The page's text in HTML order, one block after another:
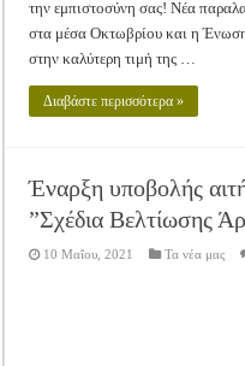
την εμπιστοσύνη σας! Νέα
στα μέσα Οκτωβρίου και η
στην καλύτερη τιμή της …
Διαβάστε περισσότερα »
Έναρξη υποβολής
”Σχέδια Βελτίωσης
10 Μαΐου, 2021 Τα νέα μας